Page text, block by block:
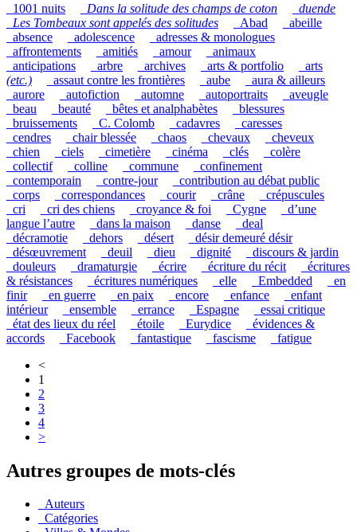
_1001 nuits Dans la solitude des champs de coton
duende
Les Tombeaux sont appelés des solitudes _Abad
_abeille
_absence
_adolescence
_adresses & monologues
_affrontements
_amitiés _amour
_animaux
_anticipations
_arbre _archives _arts & portfolio
_arts
(etc.)
_assaut contre les frontières _aube
_aura & ailleurs
_aurore
_autofiction _automne _autoportraits
_aveugle
_beau
_beauté _bêtes et analphabètes
_blessures
_bruissements
_C. Colomb _cadavres
_caresses
_cendres
_chair blessée _chaos _chevaux
_cheveux
_chien
_ciels _cimetière _cinéma _clés
_colère
_collectif
_colline _commune
_confinement
_contemporain
_contre-jour
_contribution au débat public
_corps
_correspondances _courir _crâne
_crépuscules
_cri
_cri des chiens _croyance & foi _Cygne
_d’une
langue l’autre
_dans la maison _danse
_deal
_décramotie
_dehors _désert
_désir demeuré désir
_désœuvrement
_deuil _dieu _dignité
_discours & jardin
_douleurs
_dramaturgie _écrire _écriture du récit
_écritures
& résistances
_écritures numériques _elle _Embedded
_en
finir
_en guerre _en paix _encore _enfance
_enfant
intérieur
_ensemble _errance _Espagne
_essai critique
_état des lieux du réel
_étoile _Eurydice
_évidences &
accords
_Facebook _fantastique _fascisme
_fatigue
<
1
2
3
4
>
Autres groupes de mots-clés
_Auteurs
_Catégories